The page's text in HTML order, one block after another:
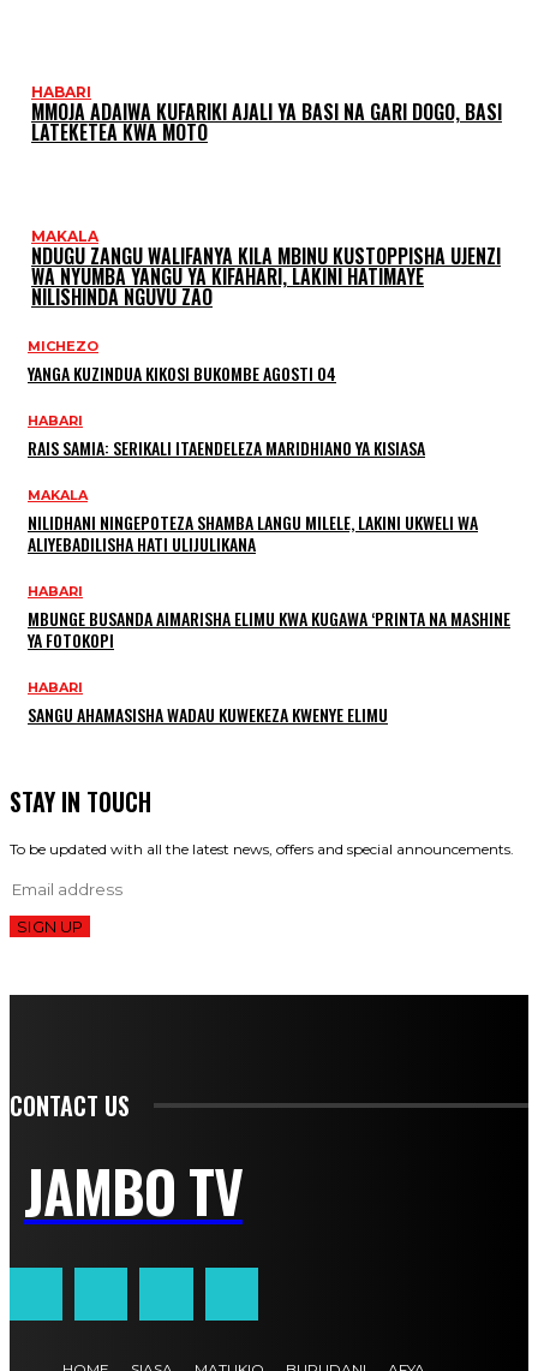
HABARI
MMOJA ADAIWA KUFARIKI AJALI YA BASI NA GARI DOGO, BASI
LATEKETEA KWA MOTO
MAKALA
NDUGU ZANGU WALIFANYA KILA MBINU KUSTOPPISHA UJENZI
WA NYUMBA YANGU YA KIFAHARI, LAKINI HATIMAYE
NILISHINDA NGUVU ZAO
MICHEZO
YANGA KUZINDUA KIKOSI BUKOMBE AGOSTI 04
HABARI
RAIS SAMIA: SERIKALI ITAENDELEZA MARIDHIANO YA KISIASA
MAKALA
NILIDHANI NINGEPOTEZA SHAMBA LANGU MILELE, LAKINI UKWELI WA
ALIYEBADILISHA HATI ULIJULIKANA
HABARI
MBUNGE BUSANDA AIMARISHA ELIMU KWA KUGAWA ‘PRINTA NA MASHINE
YA FOTOKOPI
HABARI
SANGU AHAMASISHA WADAU KUWEKEZA KWENYE ELIMU
STAY IN TOUCH
To be updated with all the latest news, offers and special announcements.
SIGN UP
CONTACT US
JAMBO TV